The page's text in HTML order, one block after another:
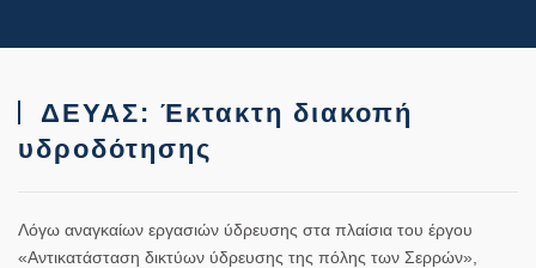
ΔΕΥΑΣ: Έκτακτη διακοπή
υδροδότησης
Λόγω αναγκαίων εργασιών ύδρευσης στα πλαίσια του έργου
«Αντικατάσταση δικτύων ύδρευσης της πόλης των Σερρών»,